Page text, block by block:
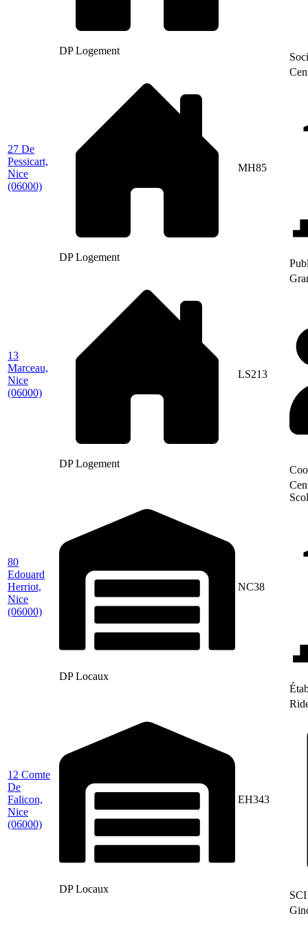
DP Logement
27 De
Pessicart,
Nice
(06000)
DP Logement
MH85
13
Marceau,
Nice
(06000)
DP Logement
LS213
80
Edouard
Herriot,
Nice
(06000)
DP Locaux
NC38
12 Comte
De
Falicon,
Nice
(06000)
DP Locaux
EH343
SCI